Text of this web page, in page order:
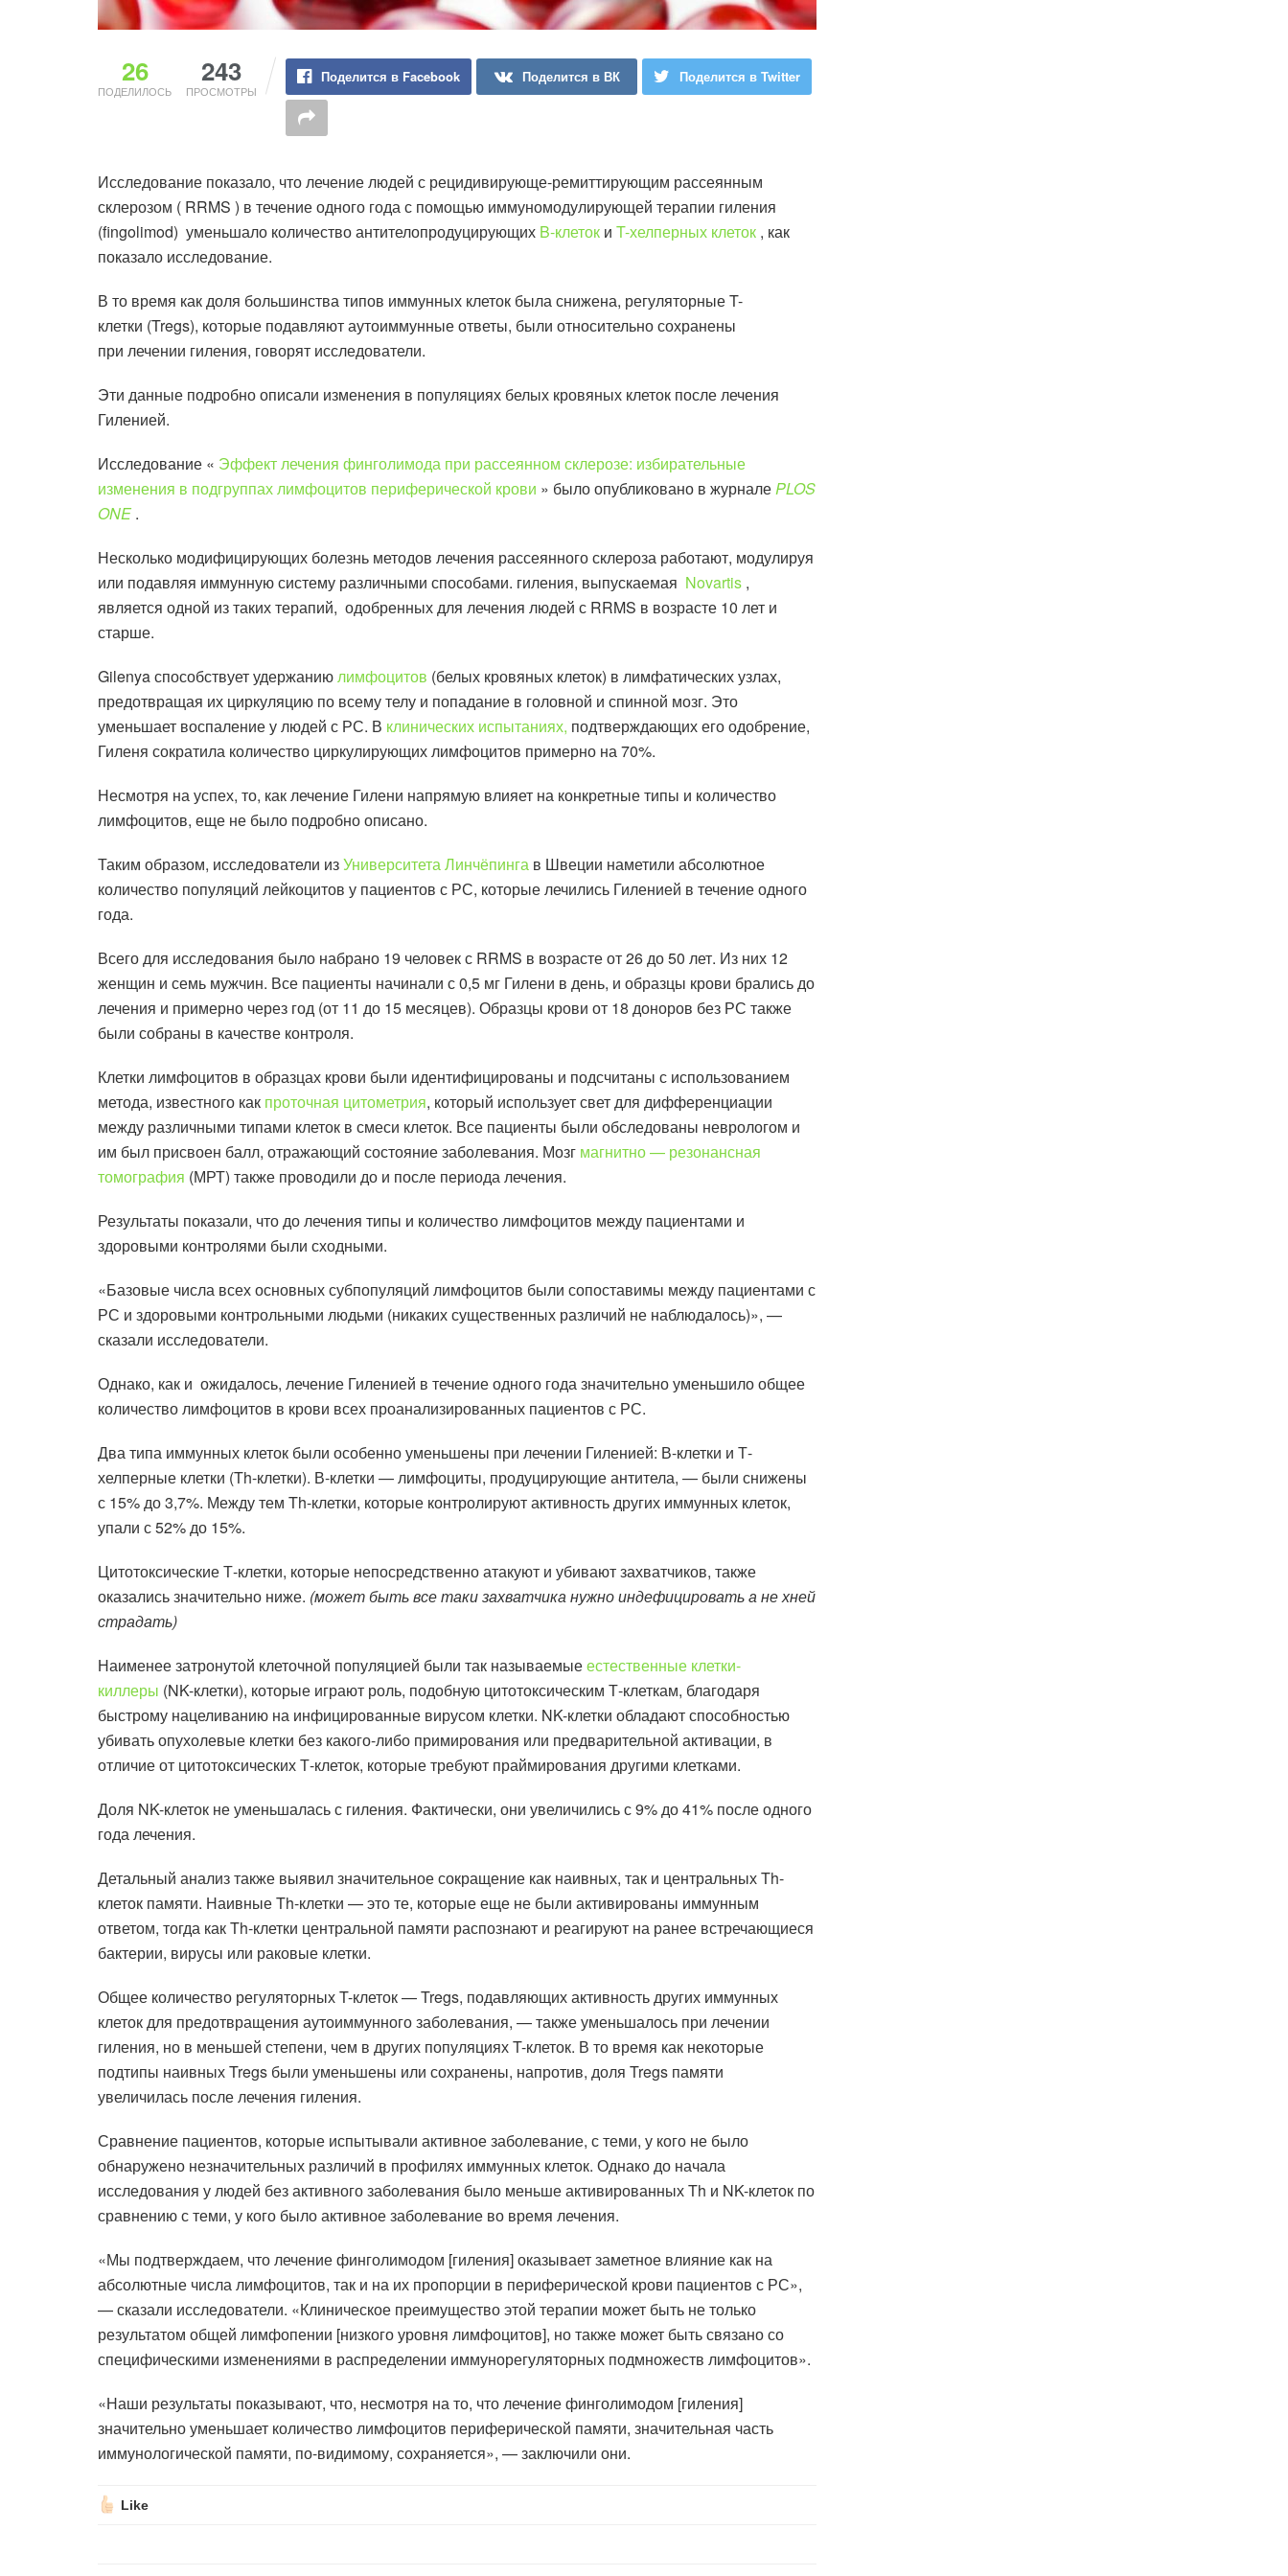
26
ПОДЕЛИЛОСЬ
243
ПРОСМОТРЫ
Поделится в Facebook Поделится в ВК Поделится в Twitter
Исследование показало, что лечение людей с рецидивирующе-ремиттирующим рассеянным
склерозом ( RRMS ) в течение одного года с помощью иммуномодулирующей терапии гиления
(fingolimod) уменьшало количество антителопродуцирующих B-клеток и T-хелперных клеток , как
показало исследование.
В то время как доля большинства типов иммунных клеток была снижена, регуляторные T-
клетки (Tregs), которые подавляют аутоиммунные ответы, были относительно сохранены
при лечении гиления, говорят исследователи.
Эти данные подробно описали изменения в популяциях белых кровяных клеток после лечения
Гиленией.
Исследование « Эффект лечения финголимода при рассеянном склерозе: избирательные
изменения в подгруппах лимфоцитов периферической крови » было опубликовано в журналеPLOS
ONE .
Несколько модифицирующих болезнь методов лечения рассеянного склероза работают, модулируя
или подавляя иммунную систему различными способами. гиления, выпускаемая Novartis ,
является одной из таких терапий, одобренных для лечения людей с RRMS в возрасте 10 лет и
старше.
Gilenya способствует удержаниюлимфоцитов (белых кровяных клеток) в лимфатических узлах,
предотвращая их циркуляцию по всему телу и попадание в головной и спинной мозг. Это
уменьшает воспаление у людей с РС. В клинических испытаниях, подтверждающих его одобрение,
Гиленя сократила количество циркулирующих лимфоцитов примерно на 70%.
Несмотря на успех, то, как лечение Гилени напрямую влияет на конкретные типы и количество
лимфоцитов, еще не было подробно описано.
Таким образом, исследователи изУниверситета Линчёпинга в Швеции наметили абсолютное
количество популяций лейкоцитов у пациентов с РС, которые лечились Гиленией в течение одного
года.
Всего для исследования было набрано 19 человек с RRMS в возрасте от 26 до 50 лет. Из них 12
женщин и семь мужчин. Все пациенты начинали с 0,5 мг Гилени в день, и образцы крови брались до
лечения и примерно через год (от 11 до 15 месяцев). Образцы крови от 18 доноров без РС также
были собраны в качестве контроля.
Клетки лимфоцитов в образцах крови были идентифицированы и подсчитаны с использованием
метода, известного как проточная цитометрия, который использует свет для дифференциации
между различными типами клеток в смеси клеток. Все пациенты были обследованы неврологом и
им был присвоен балл, отражающий состояние заболевания. Мозг магнитно — резонансная
томография (МРТ) также проводили до и после периода лечения.
Результаты показали, что до лечения типы и количество лимфоцитов между пациентами и
здоровыми контролями были сходными.
«Базовые числа всех основных субпопуляций лимфоцитов были сопоставимы между пациентами с
РС и здоровыми контрольными людьми (никаких существенных различий не наблюдалось)», —
сказали исследователи.
Однако, как и ожидалось, лечение Гиленией в течение одного года значительно уменьшило общее
количество лимфоцитов в крови всех проанализированных пациентов с РС.
Два типа иммунных клеток были особенно уменьшены при лечении Гиленией: В-клетки и Т-
хелперные клетки (Th-клетки). В-клетки — лимфоциты, продуцирующие антитела, — были снижены
с 15% до 3,7%. Между тем Th-клетки, которые контролируют активность других иммунных клеток,
упали с 52% до 15%.
Цитотоксические Т-клетки, которые непосредственно атакуют и убивают захватчиков, также
оказались значительно ниже. (может быть все таки захватчика нужно индефицировать а не хней
страдать)
Наименее затронутой клеточной популяцией были так называемыеестественные клетки-
киллеры (NK-клетки), которые играют роль, подобную цитотоксическим Т-клеткам, благодаря
быстрому нацеливанию на инфицированные вирусом клетки. NK-клетки обладают способностью
убивать опухолевые клетки без какого-либо примирования или предварительной активации, в
отличие от цитотоксических Т-клеток, которые требуют праймирования другими клетками.
Доля NK-клеток не уменьшалась с гиления. Фактически, они увеличились с 9% до 41% после одного
года лечения.
Детальный анализ также выявил значительное сокращение как наивных, так и центральных Th-
клеток памяти. Наивные Th-клетки — это те, которые еще не были активированы иммунным
ответом, тогда как Th-клетки центральной памяти распознают и реагируют на ранее встречающиеся
бактерии, вирусы или раковые клетки.
Общее количество регуляторных T-клеток — Tregs, подавляющих активность других иммунных
клеток для предотвращения аутоиммунного заболевания, — также уменьшалось при лечении
гиления, но в меньшей степени, чем в других популяциях T-клеток. В то время как некоторые
подтипы наивных Tregs были уменьшены или сохранены, напротив, доля Tregs памяти
увеличилась после лечения гиления.
Сравнение пациентов, которые испытывали активное заболевание, с теми, у кого не было
обнаружено незначительных различий в профилях иммунных клеток. Однако до начала
исследования у людей без активного заболевания было меньше активированных Th и NK-клеток по
сравнению с теми, у кого было активное заболевание во время лечения.
«Мы подтверждаем, что лечение финголимодом [гиления] оказывает заметное влияние как на
абсолютные числа лимфоцитов, так и на их пропорции в периферической крови пациентов с РС»,
— сказали исследователи. «Клиническое преимущество этой терапии может быть не только
результатом общей лимфопении [низкого уровня лимфоцитов], но также может быть связано со
специфическими изменениями в распределении иммунорегуляторных подмножеств лимфоцитов».
«Наши результаты показывают, что, несмотря на то, что лечение финголимодом [гиления]
значительно уменьшает количество лимфоцитов периферической памяти, значительная часть
иммунологической памяти, по-видимому, сохраняется», — заключили они.
Like